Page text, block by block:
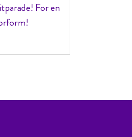
For en